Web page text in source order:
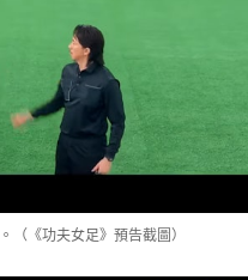
（《功夫女足》預告截圖）